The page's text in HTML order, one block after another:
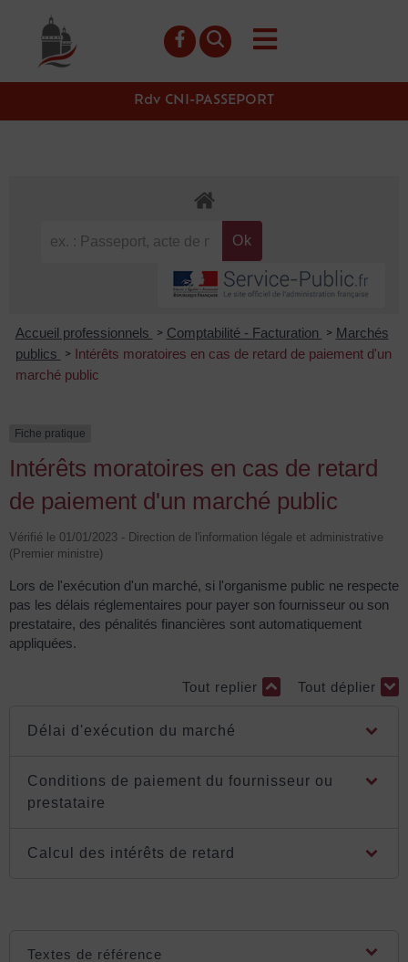
principal
Rdv CNI-PASSEPORT
Accueil professionnels > Comptabilité - Facturation > Marchés
publics
> Intérêts moratoires en cas de retard de paiement d'un
marché public
Fiche pratique
Intérêts moratoires en cas de retard
de paiement d'un marché public
Vérifié le 01/01/2023 - Direction de l'information légale et administrative
(Premier ministre)
Lors de l'exécution d'un marché, si l'organisme public ne respecte
pas les délais réglementaires pour payer son fournisseur ou son
prestataire, des pénalités financières sont automatiquement
appliquées.
Tout replier Tout déplier
Délai d'exécution du marché
Conditions de paiement du fournisseur ou
prestataire
Calcul des intérêts de retard
Textes de référence